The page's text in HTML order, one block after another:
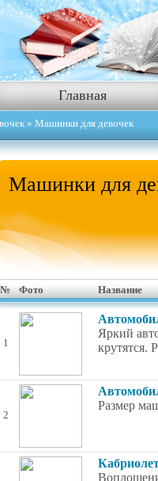
Главная
» Машинки для девочек
Машинки для
№ Фото Название
1
Яркий
крутятся.
2
Размер